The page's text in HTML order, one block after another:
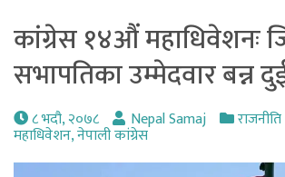
कांग्रेस १४औं महाधिवेशनः
सभापतिका उम्मेदवार बन्न
८ भदौ, २०७८ Nepal Samaj राजनीति
महाधिवेशन,नेपाली कांग्रेस